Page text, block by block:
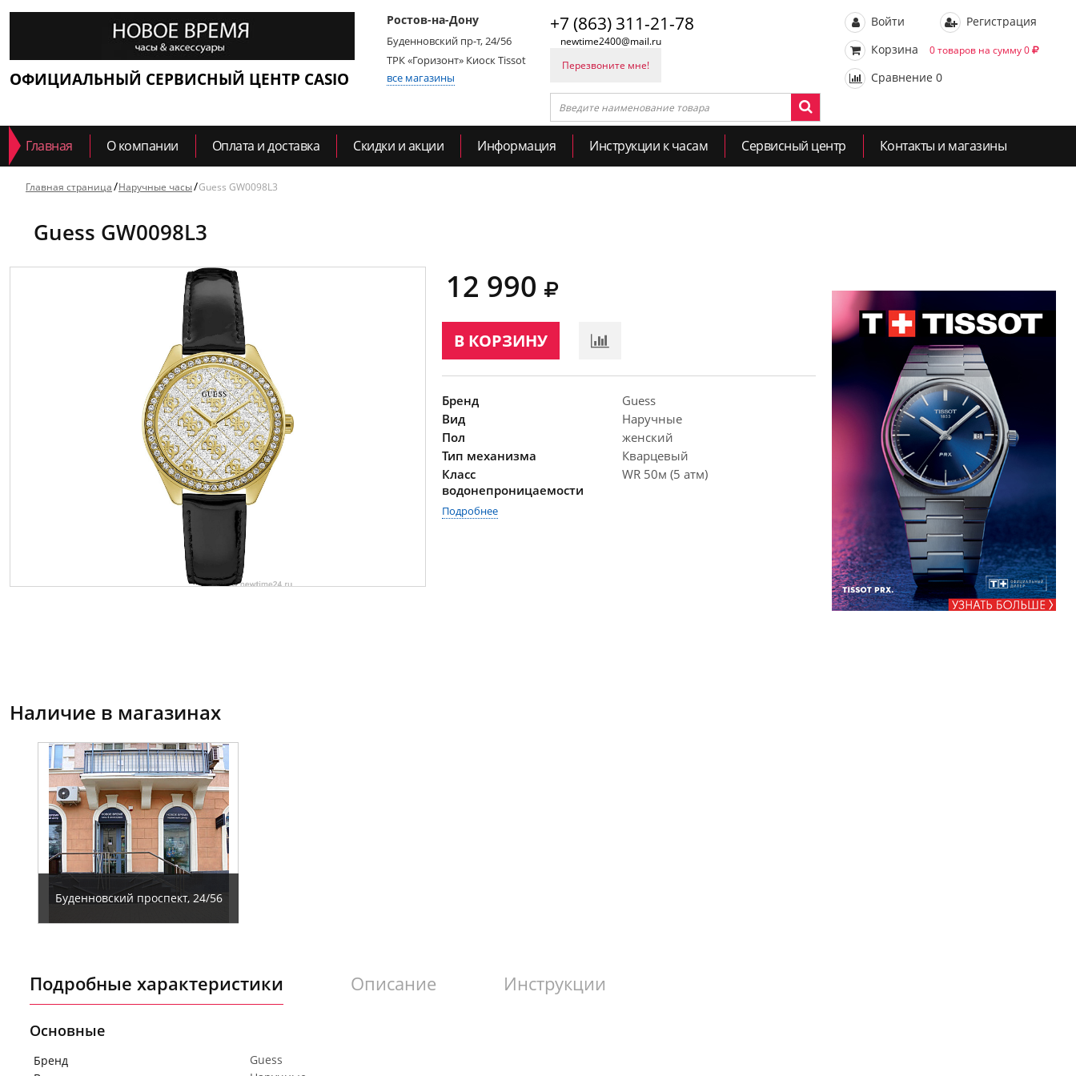
ОФИЦИАЛЬНЫЙ СЕРВИСНЫЙ ЦЕНТР CASIO
Ростов-на-Дону
Буденновский пр-т, 24/56
ТРК «Горизонт» Киоск Tissot
все магазины
+7 (863) 311-21-78
newtime2400@mail.ru
Перезвоните мне!
Войти
Регистрация
Корзина
0 товаров на сумму 0
Сравнение 0
Главная О компании Оплата и доставка Скидки и акции Информация Инструкции к часам Сервисный центр Контакты и магазины
Главная страница Наручные часы Guess GW0098L3
Guess GW0098L3
12 990
В КОРЗИНУ
Бренд
Guess
Вид
Наручные
Пол
женский
Тип механизма
Кварцевый
Класс
водонепроницаемости
WR 50м (5 атм)
Подробнее
Наличие в магазинах
Буденновский проспект, 24/56
Подробные характеристики Описание Инструкции
Основные
Бренд
Guess